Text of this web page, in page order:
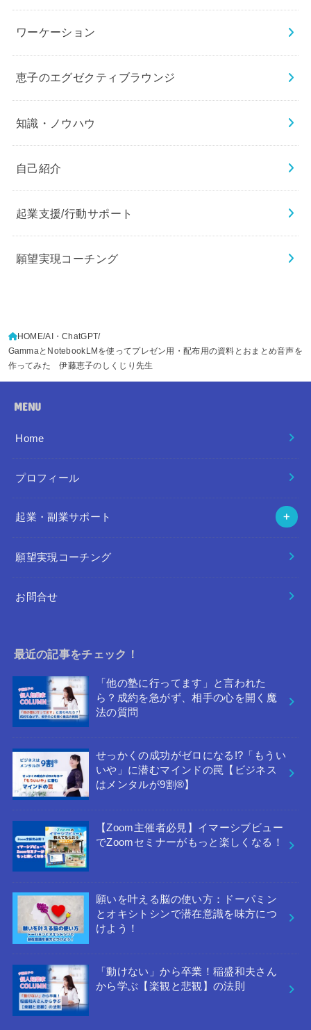
ワーケーション
恵子のエグゼクティブラウンジ
知識・ノウハウ
自己紹介
起業支援/行動サポート
願望実現コーチング
HOME AI・ChatGPT
GammaとNotebookLMを使ってプレゼン用・配布用の資料とおまとめ音声を
作ってみた 伊藤恵子のしくじり先生
MENU
Home
プロフィール
起業・副業サポート
願望実現コーチング
お問合せ
最近の記事をチェック！
「他の塾に行ってます」と言われた
ら？成約を急がず、相手の心を開く魔
法の質問
せっかくの成功がゼロになる!?「もうい
いや」に潜むマインドの罠【ビジネス
はメンタルが9割®︎】
【Zoom主催者必見】イマーシブビュー
でZoomセミナーがもっと楽しくなる！
願いを叶える脳の使い方：ドーパミン
とオキシトシンで潜在意識を味方につ
けよう！
「動けない」から卒業！稲盛和夫さん
から学ぶ【楽観と悲観】の法則